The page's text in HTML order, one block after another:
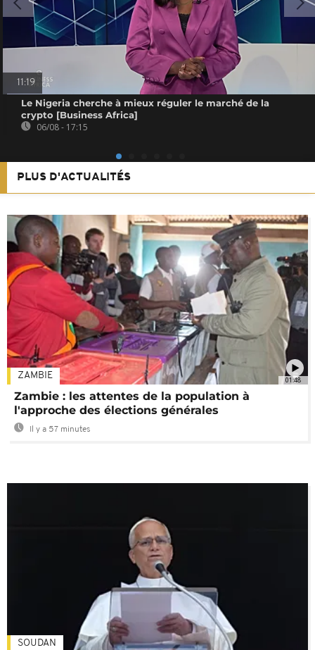
11:19
Le Nigeria cherche à mieux réguler le marché de la
crypto [Business Africa]
06/08 - 17:15
PLUS D'ACTUALITÉS
01:48
ZAMBIE
Zambie : les attentes de la population à
l'approche des élections générales
Il y a 57 minutes
SOUDAN